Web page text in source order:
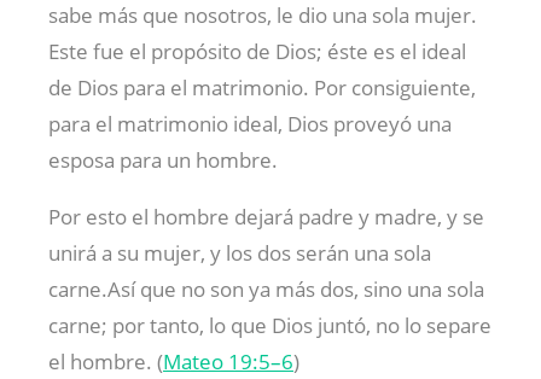
sabe más que nosotros, le dio una sola mujer.
Este fue el propósito de Dios; éste es el ideal
de Dios para el matrimonio. Por consiguiente,
para el matrimonio ideal, Dios proveyó una
esposa para un hombre.
Por esto el hombre dejará padre y madre, y se
unirá a su mujer, y los dos serán una sola
carne.Así que no son ya más dos, sino una sola
carne; por tanto, lo que Dios juntó, no lo separe
el hombre. (Mateo 19:5–6)